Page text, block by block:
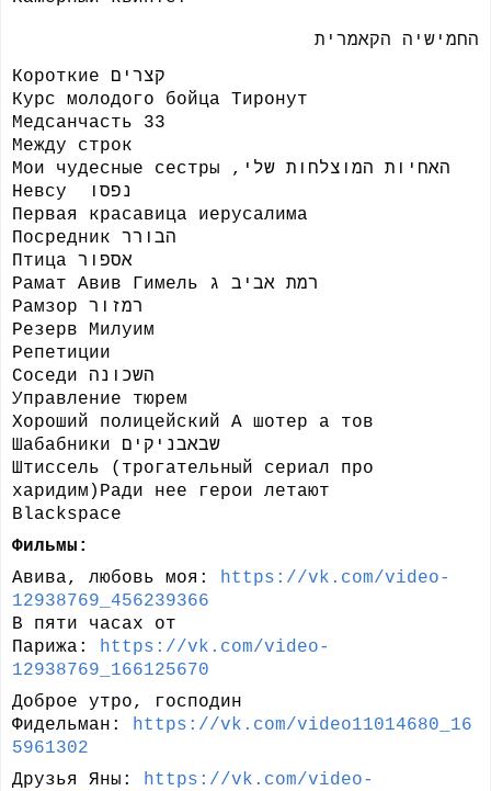
החמישיה הקאמרית
Короткие קצרים
Курс молодого бойца Тиронут
Медсанчасть 33
Между строк
האחיות המוצלחות שלי , Мои чудесные сестры
Невсу
נפסו
Первая красавица иерусалима
Посредник הבורר
Птица אספור
Рамат Авив Гимель
רמת אביב ג
Рамзор רמזור
Резерв Милуим
Репетиции
Соседи השכונה
Управление тюрем
Хороший полицейский А шотер а тов
Шабабники שבאבניקים
Штиссель (трогательный сериал про
харидим)Ради нее герои летают
Blackspace
Фильмы:
Авива, любовь моя: https://vk.com/video-
12938769_456239366
В пяти часах от
Парижа: https://vk.com/video-
12938769_166125670
Доброе утро, господин
Фидельман: https://vk.com/video11014680_16
5961302
Друзья Яны: https://vk.com/video-